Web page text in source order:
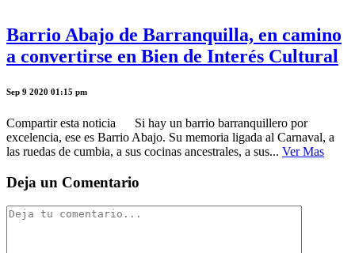
Barrio Abajo de Barranquilla, en camino
a convertirse en Bien de Interés Cultural
Sep 9 2020 01:15 pm
Compartir esta noticia Si hay un barrio barranquillero por
excelencia, ese es Barrio Abajo. Su memoria ligada al Carnaval, a
las ruedas de cumbia, a sus cocinas ancestrales, a sus... Ver Mas
Deja un Comentario